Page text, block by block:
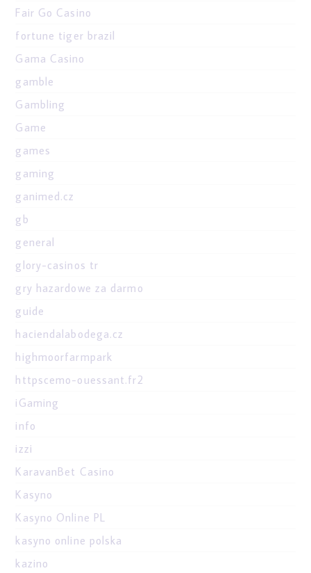
Fair Go Casino
fortune tiger brazil
Gama Casino
gamble
Gambling
Game
games
gaming
ganimed.cz
gb
general
glory-casinos tr
gry hazardowe za darmo
guide
haciendalabodega.cz
highmoorfarmpark
httpscemo-ouessant.fr2
iGaming
info
izzi
KaravanBet Casino
Kasyno
Kasyno Online PL
kasyno online polska
kazino